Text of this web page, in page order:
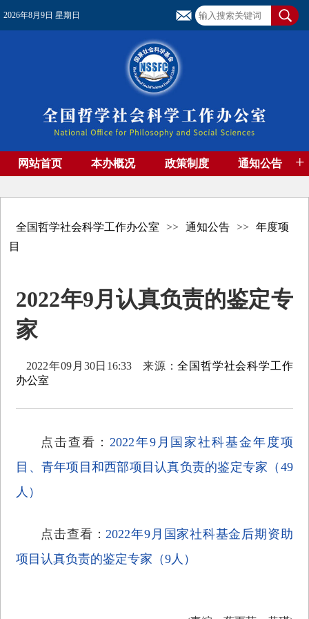
2026年8月9日 星期日
网站首页 本办概况 政策制度 通知公告 +
全国哲学社会科学工作办公室 >> 通知公告 >>
年度项
目
2022年9月认真负责的鉴定专
家
2022年09月30日16:33 来源：全国哲学社会科学工作
办公室
点击查看： 2022年9月国家社科基金年度项
目、青年项目和西部项目认真负责的鉴定专家（49
人）
点击查看： 2022年9月国家社科基金后期资助
项目认真负责的鉴定专家（9人）